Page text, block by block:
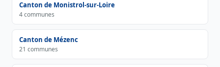
Canton de Monistrol-sur-Loire
4 communes
Canton de Mézenc
21 communes